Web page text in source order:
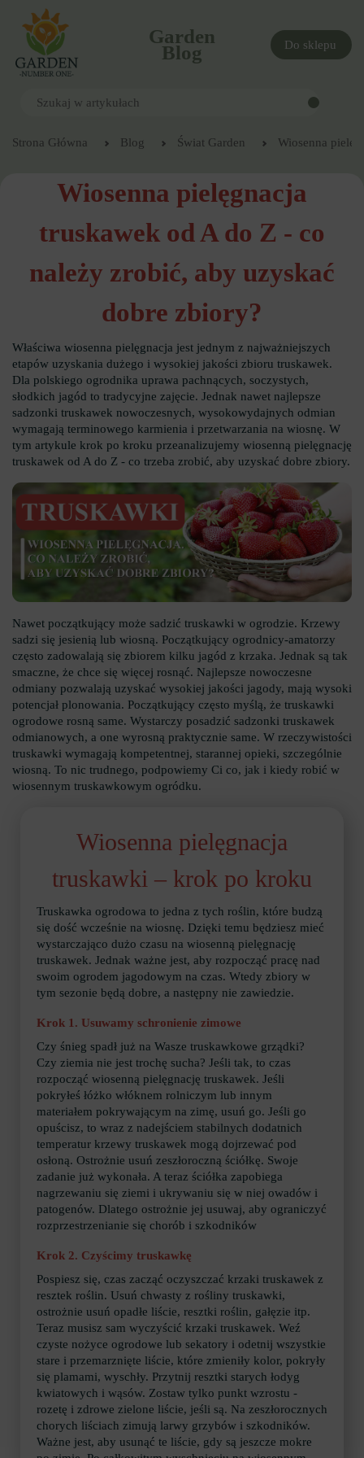
Garden
Blog Do sklepu
Strona Główna Blog Świat Garden Wiosenna
Wiosenna pielęgnacja
truskawek od A do Z - co
należy zrobić, aby uzyskać
dobre zbiory?
Właściwa wiosenna pielęgnacja jest jednym z najważniejszych
etapów uzyskania dużego i wysokiej jakości zbioru truskawek.
Dla polskiego ogrodnika uprawa pachnących, soczystych,
słodkich jagód to tradycyjne zajęcie. Jednak nawet najlepsze
sadzonki truskawek nowoczesnych, wysokowydajnych odmian
wymagają terminowego karmienia i przetwarzania na wiosnę. W
tym artykule krok po kroku przeanalizujemy wiosenną pielęgnację
truskawek od A do Z - co trzeba zrobić, aby uzyskać dobre zbiory.
Nawet początkujący może sadzić truskawki w ogrodzie. Krzewy
sadzi się jesienią lub wiosną. Początkujący ogrodnicy-amatorzy
często zadowalają się zbiorem kilku jagód z krzaka. Jednak są tak
smaczne, że chce się więcej rosnąć. Najlepsze nowoczesne
odmiany pozwalają uzyskać wysokiej jakości jagody, mają wysoki
potencjał plonowania. Początkujący często myślą, że truskawki
ogrodowe rosną same. Wystarczy posadzić sadzonki truskawek
odmianowych, a one wyrosną praktycznie same. W rzeczywistości
truskawki wymagają kompetentnej, starannej opieki, szczególnie
wiosną. To nic trudnego, podpowiemy Ci co, jak i kiedy robić w
wiosennym truskawkowym ogródku.
Wiosenna pielęgnacja
truskawki – krok po kroku
Truskawka ogrodowa to jedna z tych roślin, które budzą
się dość wcześnie na wiosnę. Dzięki temu będziesz mieć
wystarczająco dużo czasu na wiosenną pielęgnację
truskawek. Jednak ważne jest, aby rozpocząć pracę nad
swoim ogrodem jagodowym na czas. Wtedy zbiory w
tym sezonie będą dobre, a następny nie zawiedzie.
Krok 1. Usuwamy schronienie zimowe
Czy śnieg spadł już na Wasze truskawkowe grządki?
Czy ziemia nie jest trochę sucha? Jeśli tak, to czas
rozpocząć wiosenną pielęgnację truskawek. Jeśli
pokryłeś łóżko włóknem rolniczym lub innym
materiałem pokrywającym na zimę, usuń go. Jeśli go
opuścisz, to wraz z nadejściem stabilnych dodatnich
temperatur krzewy truskawek mogą dojrzewać pod
osłoną. Ostrożnie usuń zeszłoroczną ściółkę. Swoje
zadanie już wykonała. A teraz ściółka zapobiega
nagrzewaniu się ziemi i ukrywaniu się w niej owadów i
patogenów. Dlatego ostrożnie jej usuwaj, aby ograniczyć
rozprzestrzenianie się chorób i szkodników
Krok 2. Czyścimy truskawkę
Pospiesz się, czas zacząć oczyszczać krzaki truskawek z
resztek roślin. Usuń chwasty z rośliny truskawki,
ostrożnie usuń opadłe liście, resztki roślin, gałęzie itp.
Teraz musisz sam wyczyścić krzaki truskawek. Weź
czyste nożyce ogrodowe lub sekatory i odetnij wszystkie
stare i przemarznięte liście, które zmieniły kolor, pokryły
się plamami, wyschły. Przytnij resztki starych łodyg
kwiatowych i wąsów. Zostaw tylko punkt wzrostu -
rozetę i zdrowe zielone liście, jeśli są. Na zeszłorocznych
chorych liściach zimują larwy grzybów i szkodników.
Ważne jest, aby usunąć te liście, gdy są jeszcze mokre